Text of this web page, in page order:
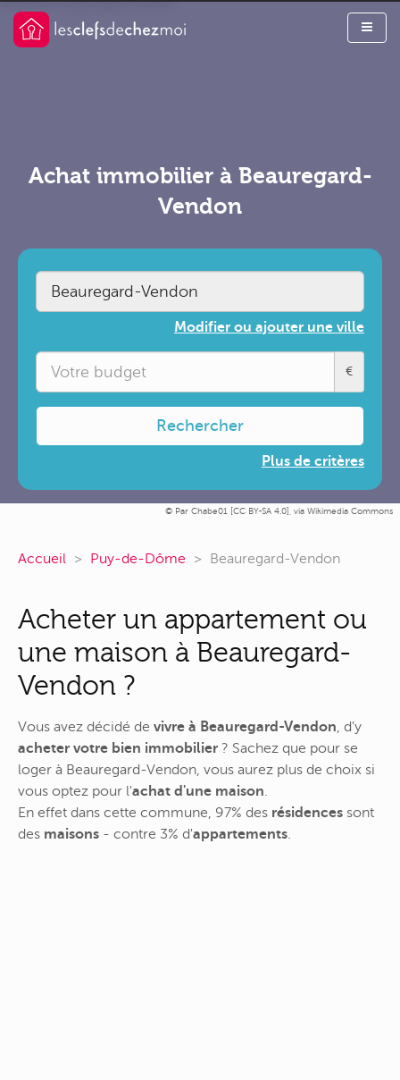
Par Chabe01 [CC BY-SA 4.0], via Wikimedia Commons
Achat immobilier à Beauregard-
Vendon
Modifier ou ajouter une ville
€
Rechercher
Plus de critères
Accueil Puy-de-Dôme Beauregard-Vendon
Acheter un appartement ou
une maison à Beauregard-
Vendon ?
Vous avez décidé de vivre à Beauregard-Vendon, d'y
acheter votre bien immobilier ? Sachez que pour se
loger à Beauregard-Vendon, vous aurez plus de choix si
vous optez pour l'achat d'une maison.
En effet dans cette commune, 97% des résidences sont
des maisons - contre 3% d'appartements.